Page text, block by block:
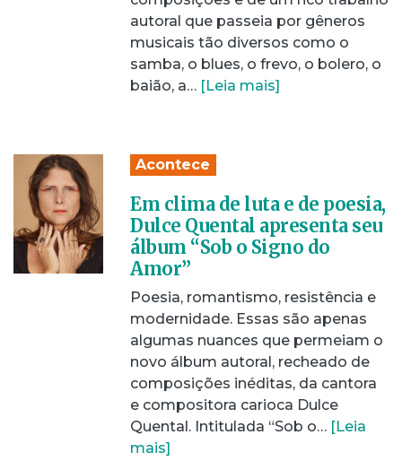
autoral que passeia por gêneros
musicais tão diversos como o
samba, o blues, o frevo, o bolero, o
baião, a… [Leia mais]
Acontece
Em clima de luta e de poesia,
Dulce Quental apresenta seu
álbum “Sob o Signo do
Amor”
Poesia, romantismo, resistência e
modernidade. Essas são apenas
algumas nuances que permeiam o
novo álbum autoral, recheado de
composições inéditas, da cantora
e compositora carioca Dulce
Quental. Intitulada “Sob o… [Leia
mais]